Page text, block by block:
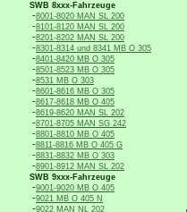
SWB 8xxx-Fahrzeuge
-8001-8020 MAN SL 200
-8101-8120 MAN SL 200
-8201-8202 MAN SL 200
-8301-8314 und 8341 MB O 305
-8401-8420 MB O 305
-8501-8523 MB O 305
-8531 MB O 303
-8601-8616 MB O 305
-8617-8618 MB O 405
-8619-8620 MAN SL 202
-8701-8705 MAN SG 242
-8801-8810 MB O 405
-8811-8816 MB O 405 G
-8831-8832 MB O 303
-8901-8912 MAN SL 202
SWB 9xxx-Fahrzeuge
-9001-9020 MB O 405
-9021 MB O 405 N
-9022 MAN NL 202